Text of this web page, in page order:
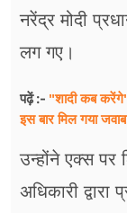
नरेंद्र मोदी
लग गए।
पढ़ें :- "शादी कब
इस बार मिल गया
उन्होंने एक्स पर
अधिकारी द्वारा